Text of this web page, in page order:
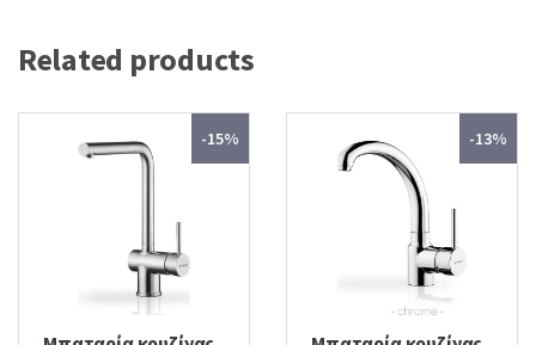
Related products
-15% -13%